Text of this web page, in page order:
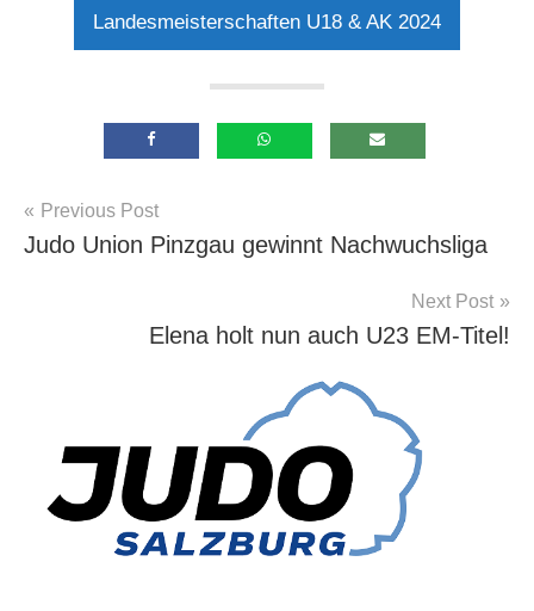
Landesmeisterschaften U18 & AK 2024
Allgemein
Beitragsnavigation
Previous Post
Judo Union Pinzgau gewinnt Nachwuchsliga
Next Post
Elena holt nun auch U23 EM-Titel!